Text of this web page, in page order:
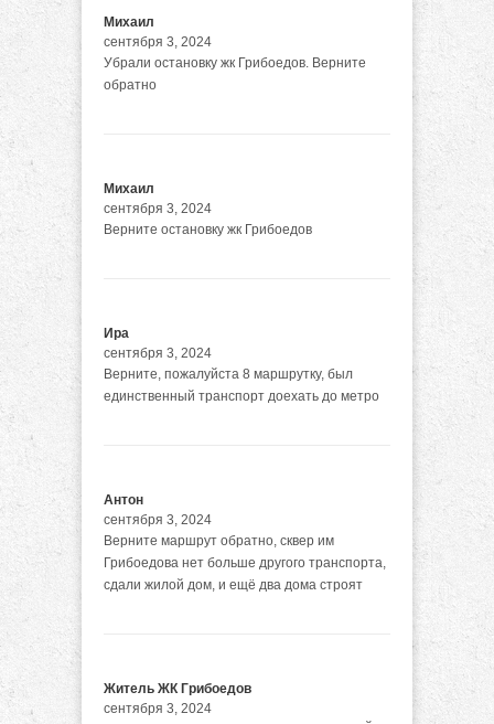
Михаил
сентября 3, 2024
Убрали остановку жк Грибоедов. Верните
обратно
Михаил
сентября 3, 2024
Верните остановку жк Грибоедов
Ира
сентября 3, 2024
Верните, пожалуйста 8 маршрутку, был
единственный транспорт доехать до метро
Антон
сентября 3, 2024
Верните маршрут обратно, сквер им
Грибоедова нет больше другого транспорта,
сдали жилой дом, и ещё два дома строят
Житель ЖК Грибоедов
сентября 3, 2024